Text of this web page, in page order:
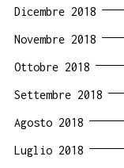
Dicembre 2018
Novembre 2018
Ottobre 2018
Settembre 2018
Agosto 2018
Luglio 2018